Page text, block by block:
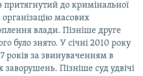
до кримінальної
організацію масових
влади. Пізніше друге
було знято. У січні 2010 року
років за звинуваченням в
заворушень. Пізніше суд удвічі